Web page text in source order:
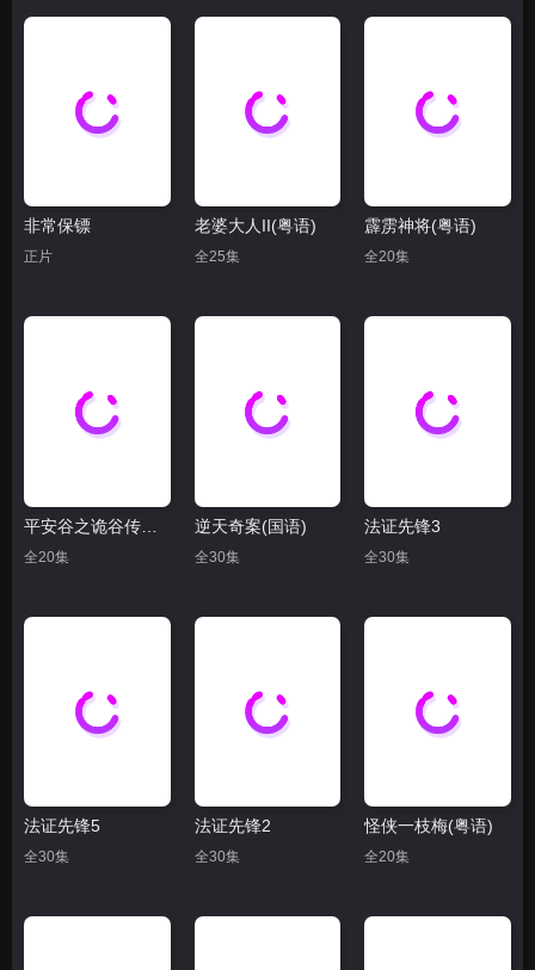
非常保镖
正片
老婆大人II(粤语)
全25集
霹雳神将(粤语)
全20集
全20集
逆天奇案(国语)
全30集
法证先锋3
全30集
法证先锋5
全30集
法证先锋2
全30集
怪侠一枝梅(粤语)
全20集